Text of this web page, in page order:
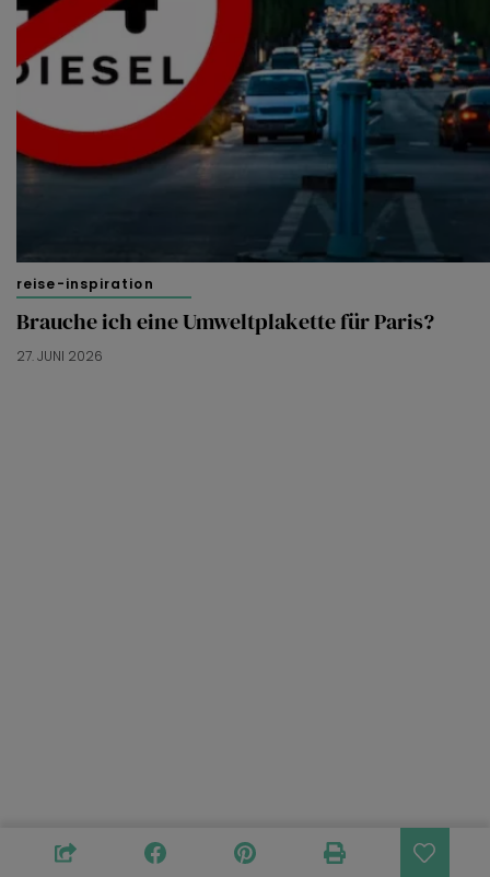
reise-inspiration
Brauche ich eine Umweltplakette für Paris?
27. JUNI 2026